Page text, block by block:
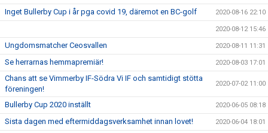
Inget Bullerby Cup i år pga covid 19, däremot en BC-golf 2020-08-16 22:10
2020-08-12 15:46
Ungdomsmatcher Ceosvallen 2020-08-11 11:31
Se herrarnas hemmapremiär! 2020-08-03 17:01
Chans att se Vimmerby IF-Södra Vi IF och samtidigt stötta
föreningen!
2020-07-02 11:00
Bullerby Cup 2020 inställt 2020-06-05 08:18
Sista dagen med eftermiddagsverksamhet innan lovet! 2020-06-04 18:01